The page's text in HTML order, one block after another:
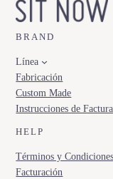
BRAND
Línea
Fabricación
Custom Made
Instrucciones de
HELP
Términos y Condiciones
Facturación